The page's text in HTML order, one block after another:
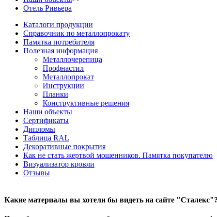
Отель Ривьера
Каталоги продукции
Справочник по металлопрокату
Памятка потребителя
Полезная информация
Металлочерепица
Профнастил
Металлопрокат
Инструкции
Планки
Конструктивные решения
Наши объекты
Сертификаты
Дипломы
Таблица RAL
Декоративные покрытия
Как не стать жертвой мошенников. Памятка покупателю
Визуализатор кровли
Отзывы
Какие материалы вы хотели бы видеть на сайте